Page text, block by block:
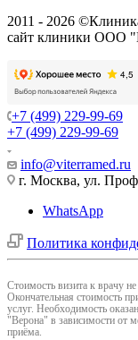
2011 - 2026
сайт клиники ООО
+7 (499) 229-99-69
+7 (499) 229-99-69
info@viterramed.ru
г. Москва, ул.
WhatsApp
Политика
Cтоимость визита к врачу
Окончательная стоимость
услуг. Необходимость
"Верона" в зависимости от
приёма.